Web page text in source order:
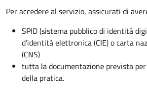
Per accedere al servizio, assicurati di
SPID (sistema pubblico di identità
d’identità elettronica (CIE) o carta
(CNS)
tutta la documentazione prevista
della pratica.